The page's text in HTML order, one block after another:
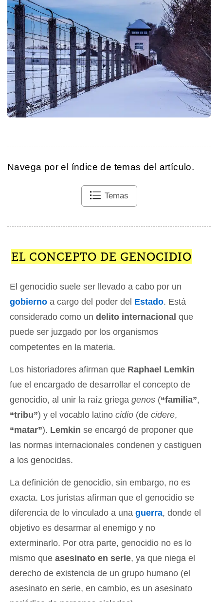
Navega por el índice de temas del artículo.
Temas
EL CONCEPTO DE GENOCIDIO
El genocidio suele ser llevado a cabo por un
gobierno a cargo del poder del Estado. Está
considerado como un delito internacional que
puede ser juzgado por los organismos
competentes en la materia.
Los historiadores afirman que Raphael Lemkin
fue el encargado de desarrollar el concepto de
genocidio, al unir la raíz griega genos (“familia”,
“tribu”) y el vocablo latino cidio (de cidere,
“matar”). Lemkin se encargó de proponer que
las normas internacionales condenen y castiguen
a los genocidas.
La definición de genocidio, sin embargo, no es
exacta. Los juristas afirman que el genocidio se
diferencia de lo vinculado a una guerra, donde el
objetivo es desarmar al enemigo y no
exterminarlo. Por otra parte, genocidio no es lo
mismo que asesinato en serie, ya que niega el
derecho de existencia de un grupo humano (el
asesinato en serie, en cambio, es un asesinato